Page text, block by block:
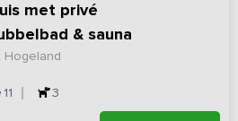
met privé
& sauna
Hogeland
11 3